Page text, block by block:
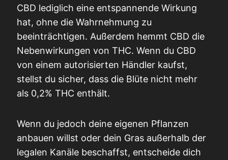
CBD lediglich eine entspannende Wirkung
hat, ohne die Wahrnehmung zu
beeinträchtigen. Außerdem hemmt CBD die
Nebenwirkungen von THC. Wenn du CBD
von einem autorisierten Händler kaufst,
stellst du sicher, dass die Blüte nicht mehr
als 0,2% THC enthält.
Wenn du jedoch deine eigenen Pflanzen
anbauen willst oder dein Gras außerhalb der
legalen Kanäle beschaffst, entscheide dich